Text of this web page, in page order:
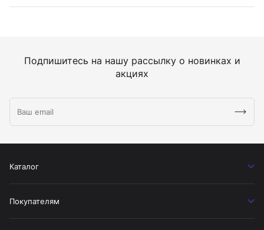
Подпишитесь на нашу рассылку о новинках и
акциях
Каталог
Покупателям